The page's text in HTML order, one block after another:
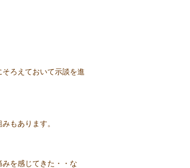
ろえておいて示談を進
もあります。
を感じてきた・・な